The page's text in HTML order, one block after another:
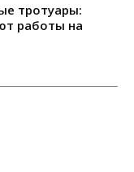
тротуары:
работы на